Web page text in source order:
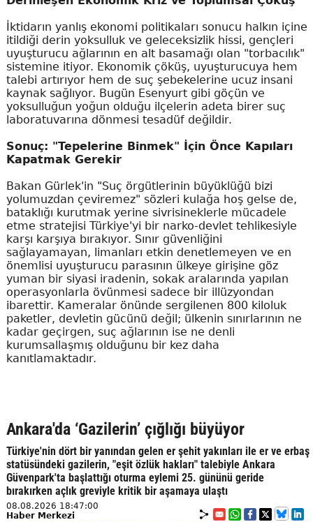
İktidarın yanlış ekonomi politikaları sonucu halkın içine
itildiği derin yoksulluk ve geleceksizlik hissi, gençleri
uyuşturucu ağlarının en alt basamağı olan "torbacılık"
sistemine itiyor. Ekonomik çöküş, uyuşturucuya hem
talebi artırıyor hem de suç şebekelerine ucuz insani
kaynak sağlıyor. Bugün Esenyurt gibi göçün ve
yoksulluğun yoğun olduğu ilçelerin adeta birer suç
laboratuvarına dönmesi tesadüf değildir.
Sonuç: "Tepelerine Binmek" İçin Önce Kapıları
Kapatmak Gerekir
Bakan Gürlek'in "Suç örgütlerinin büyüklüğü bizi
yolumuzdan çeviremez" sözleri kulağa hoş gelse de,
bataklığı kurutmak yerine sivrisineklerle mücadele
etme stratejisi Türkiye'yi bir narko-devlet tehlikesiyle
karşı karşıya bırakıyor. Sınır güvenliğini
sağlayamayan, limanları etkin denetlemeyen ve en
önemlisi uyuşturucu parasının ülkeye girişine göz
yuman bir siyasi iradenin, sokak aralarında yapılan
operasyonlarla övünmesi sadece bir illüzyondan
ibarettir. Kameralar önünde sergilenen 800 kiloluk
paketler, devletin gücünü değil; ülkenin sınırlarının ne
kadar geçirgen, suç ağlarının ise ne denli
kurumsallaşmış olduğunu bir kez daha
kanıtlamaktadır.
Ankara'da ‘Gazilerin’ çığlığı büyüyor
Türkiye'nin dört bir yanından gelen er şehit yakınları ile er ve erbaş
statüsündeki gazilerin, "eşit özlük hakları" talebiyle Ankara
Güvenpark'ta başlattığı oturma eylemi 25. gününü geride
bırakırken açlık greviyle kritik bir aşamaya ulaştı
08.08.2026 18:47:00
Haber Merkezi